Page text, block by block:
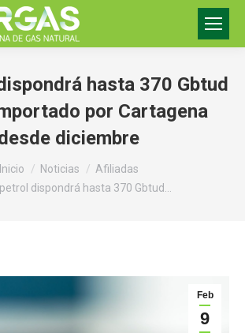
hasta 370 Gbtud
por Cartagena
diciembre
Inicio Noticias
Afiliadas
dispondrá hasta 370 Gbtud…
Feb
9